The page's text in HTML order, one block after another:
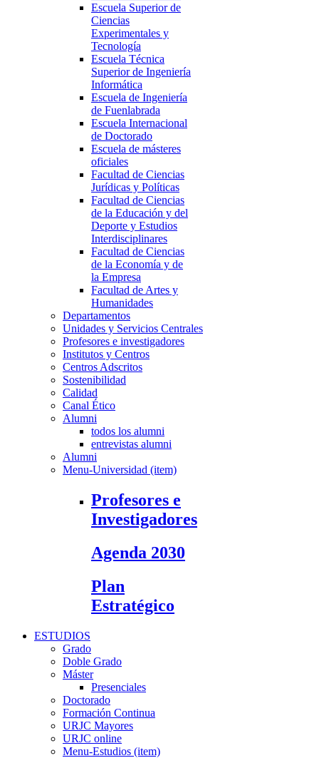
Escuela Superior de
Ciencias
Experimentales y
Tecnología
Escuela Técnica
Superior de Ingeniería
Informática
Escuela de Ingeniería
de Fuenlabrada
Escuela Internacional
de Doctorado
Escuela de másteres
oficiales
Facultad de Ciencias
Jurídicas y Políticas
Facultad de Ciencias
de la Educación y del
Deporte y Estudios
Interdisciplinares
Facultad de Ciencias
de la Economía y de
la Empresa
Facultad de Artes y
Humanidades
Departamentos
Unidades y Servicios Centrales
Profesores e investigadores
Institutos y Centros
Centros Adscritos
Sostenibilidad
Calidad
Canal Ético
Alumni
todos los alumni
entrevistas alumni
Alumni
Menu-Universidad (item)
Profesores e
Investigadores
Agenda 2030
Plan
Estratégico
ESTUDIOS
Grado
Doble Grado
Máster
Presenciales
Doctorado
Formación Continua
URJC Mayores
URJC online
Menu-Estudios (item)